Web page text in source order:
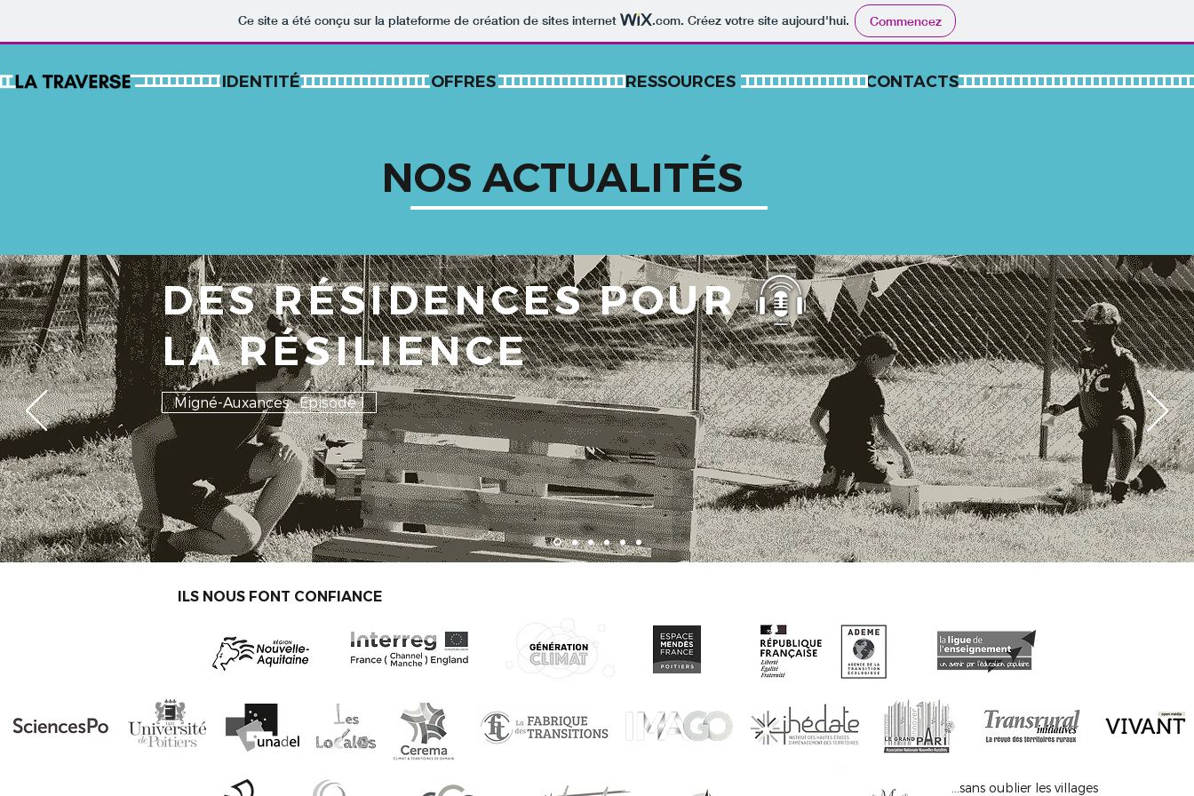
Ce site a été conçu sur la plateforme de création de sites internet .com. Créez votre site aujourd'hui. Commencez
IDENTITÉ OFFRES RESSOURCES CONTACTS
NOS ACTUALITÉS
DES RÉSIDENCES POUR
LA RÉSILIENCE
Migné-Auxances : Episode 1
ILS NOUS FONT CONFIANCE
...sans oublier les villages